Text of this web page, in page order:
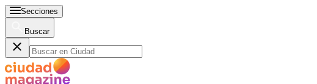
Secciones
Buscar